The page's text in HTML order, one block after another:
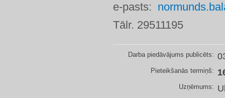
e-pasts:
Tālr. 29511195
Darba piedāvājums publicēts:
Pieteikšanās termiņš:
Uzņēmums: